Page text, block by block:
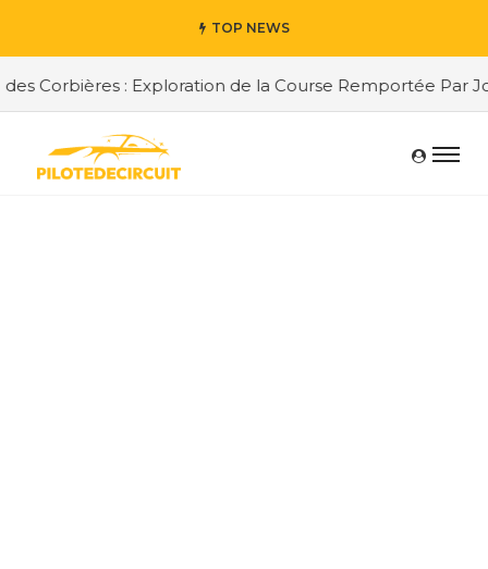
TOP NEWS
Corbières : Exploration de la Course Remportée Par